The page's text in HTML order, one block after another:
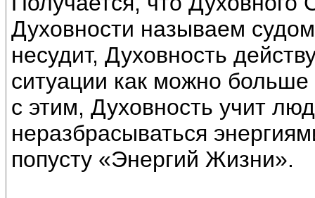
Духовности называем
несудит, Духовность
ситуации как можно
с этим, Духовность учит
неразбрасываться
попусту «Энергий Жизни».